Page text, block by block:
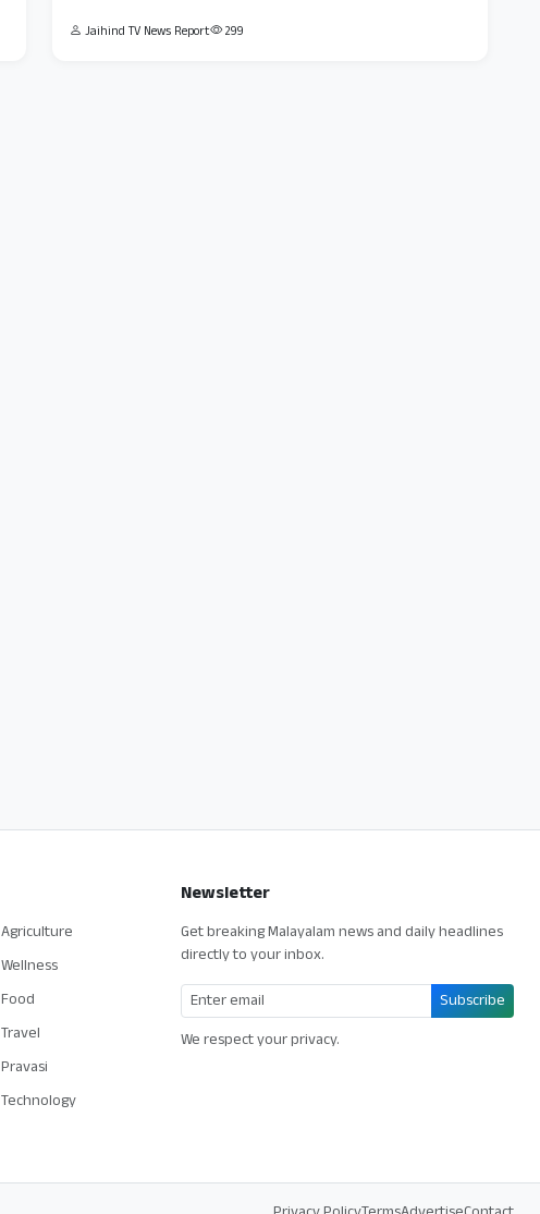
Jaihind TV News Report 299
Agriculture
Wellness
Food
Travel
Pravasi
Technology
Newsletter
Get breaking Malayalam news and daily headlines
directly to your inbox.
Subscribe
We respect your privacy.